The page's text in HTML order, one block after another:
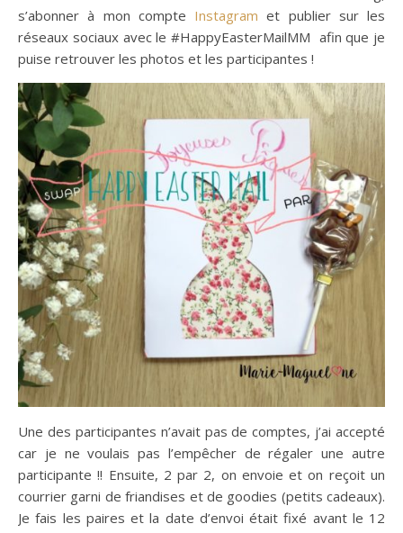
s’abonner à mon compte Instagram et publier sur les
réseaux sociaux avec le #HappyEasterMailMM afin que je
puise retrouver les photos et les participantes !
Une des participantes n’avait pas de comptes, j’ai accepté
car je ne voulais pas l’empêcher de régaler une autre
participante !! Ensuite, 2 par 2, on envoie et on reçoit un
courrier garni de friandises et de goodies (petits cadeaux).
Je fais les paires et la date d’envoi était fixé avant le 12